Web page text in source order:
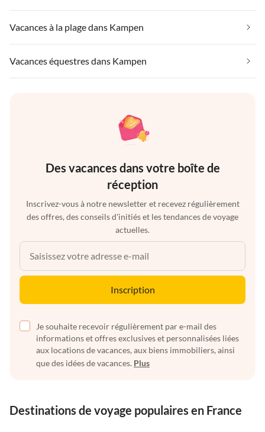
Vacances à la plage dans Kampen
Vacances équestres dans Kampen
Des vacances dans votre boîte de
réception
Inscrivez-vous à notre newsletter et recevez régulièrement
des offres, des conseils d'initiés et les tendances de voyage
actuelles.
Inscription
Je souhaite recevoir régulièrement par e-mail des
informations et offres exclusives et personnalisées liées
aux locations de vacances, aux biens immobiliers, ainsi
que des idées de vacances. Plus
Destinations de voyage populaires en France